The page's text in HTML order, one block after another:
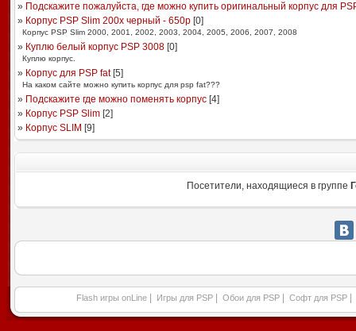
» Подскажите пожалуйста, где можно купить оригинальный корпус для
» Корпус PSP Slim 200x черный - 650р[0]
Корпус PSP Slim 2000, 2001, 2002, 2003, 2004, 2005, 2006, 2007, 2008
» Куплю белый корпус PSP 3008[0]
Куплю корпус.
» Корпус для PSP fat[5]
На каком сайте можно купить корпус для psp fat???
» Подскажите где можно поменять корпус[4]
» Корпус PSP Slim[2]
» Корпус SLIM [9]
Посетители, находящиеся в группе
Flash игры onLine Игры для PSP Обои для PSP Софт для PSP